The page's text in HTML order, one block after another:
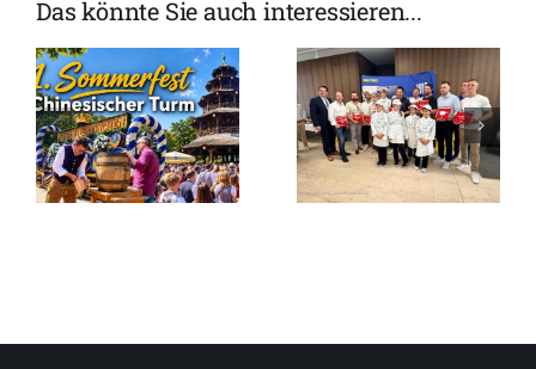
Das könnte Sie auch interessieren...
2026:
Oberbayerns
Sterne-
Küche feiert
2026: Ganz
München ist
Wiesn vom
19.
September